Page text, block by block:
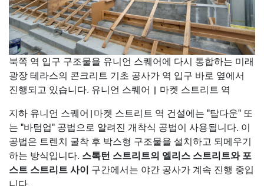
북쪽 역 입구 구조물을 유니언 스퀘어에 다시 통합하는 미래
광장 테라스의 콘크리트 기초 공사가 역 입구 바로 옆에서
진행되고 있습니다. 유니언 스퀘어 | 마켓 스트리트 역
지하 유니언 스퀘어|마켓 스트리트 역 건설에는 "탑다운" 또
는 "바텀업" 공법으로 알려진 개착식 공법이 사용됩니다. 이
공법은 트렌치 굴착 후 박스형 구조물을 설치하고 되메우기
하는 방식입니다. 스톡턴 스트리트의 엘리스 스트리트와 포
스트 스트리트 사이 구간에서는 야간 공사가 계속 진행 중입